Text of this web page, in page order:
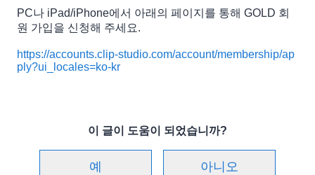
PC나 iPad/iPhone에서 아래의 페이지를 통해 GOLD 회
원 가입을 신청해 주세요.
https://accounts.clip-studio.com/account/membership/ap
ply?ui_locales=ko-kr
이 글이 도움이 되었습니까?
예 아니오